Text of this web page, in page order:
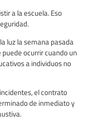
a la escuela. Eso
luz la semana pasada
ocurrir cuando un
a individuos no
el contrato
de inmediato y